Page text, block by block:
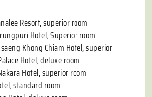
Resort, superior room
Hotel, Superior room
Khong Chiam Hotel, superior
Hotel, deluxe room
Hotel, superior room
standard room